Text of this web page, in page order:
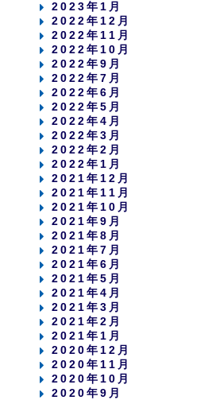
2023年1月
2022年12月
2022年11月
2022年10月
2022年9月
2022年7月
2022年6月
2022年5月
2022年4月
2022年3月
2022年2月
2022年1月
2021年12月
2021年11月
2021年10月
2021年9月
2021年8月
2021年7月
2021年6月
2021年5月
2021年4月
2021年3月
2021年2月
2021年1月
2020年12月
2020年11月
2020年10月
2020年9月